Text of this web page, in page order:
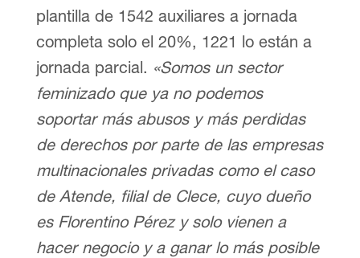
plantilla de 1542 auxiliares a jornada
completa solo el 20%, 1221 lo están a
jornada parcial. «Somos un sector
feminizado que ya no podemos
soportar más abusos y más perdidas
de derechos por parte de las empresas
multinacionales privadas como el caso
de Atende, filial de Clece, cuyo dueño
es Florentino Pérez y solo vienen a
hacer negocio y a ganar lo más posible